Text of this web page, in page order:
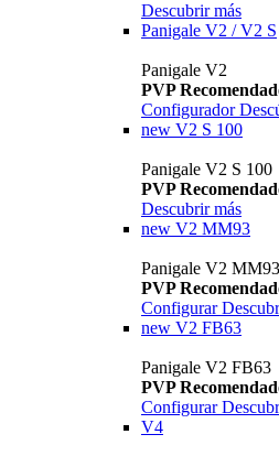
Descubrir más
Panigale V2 / V2 S
Panigale V2
PVP
Configurador
new V2 S 100
Panigale V2 S 100
PVP
Descubrir más
new V2 MM93
Panigale V2 MM93
PVP
Configurar
new V2 FB63
Panigale V2 FB63
PVP
Configurar
V4